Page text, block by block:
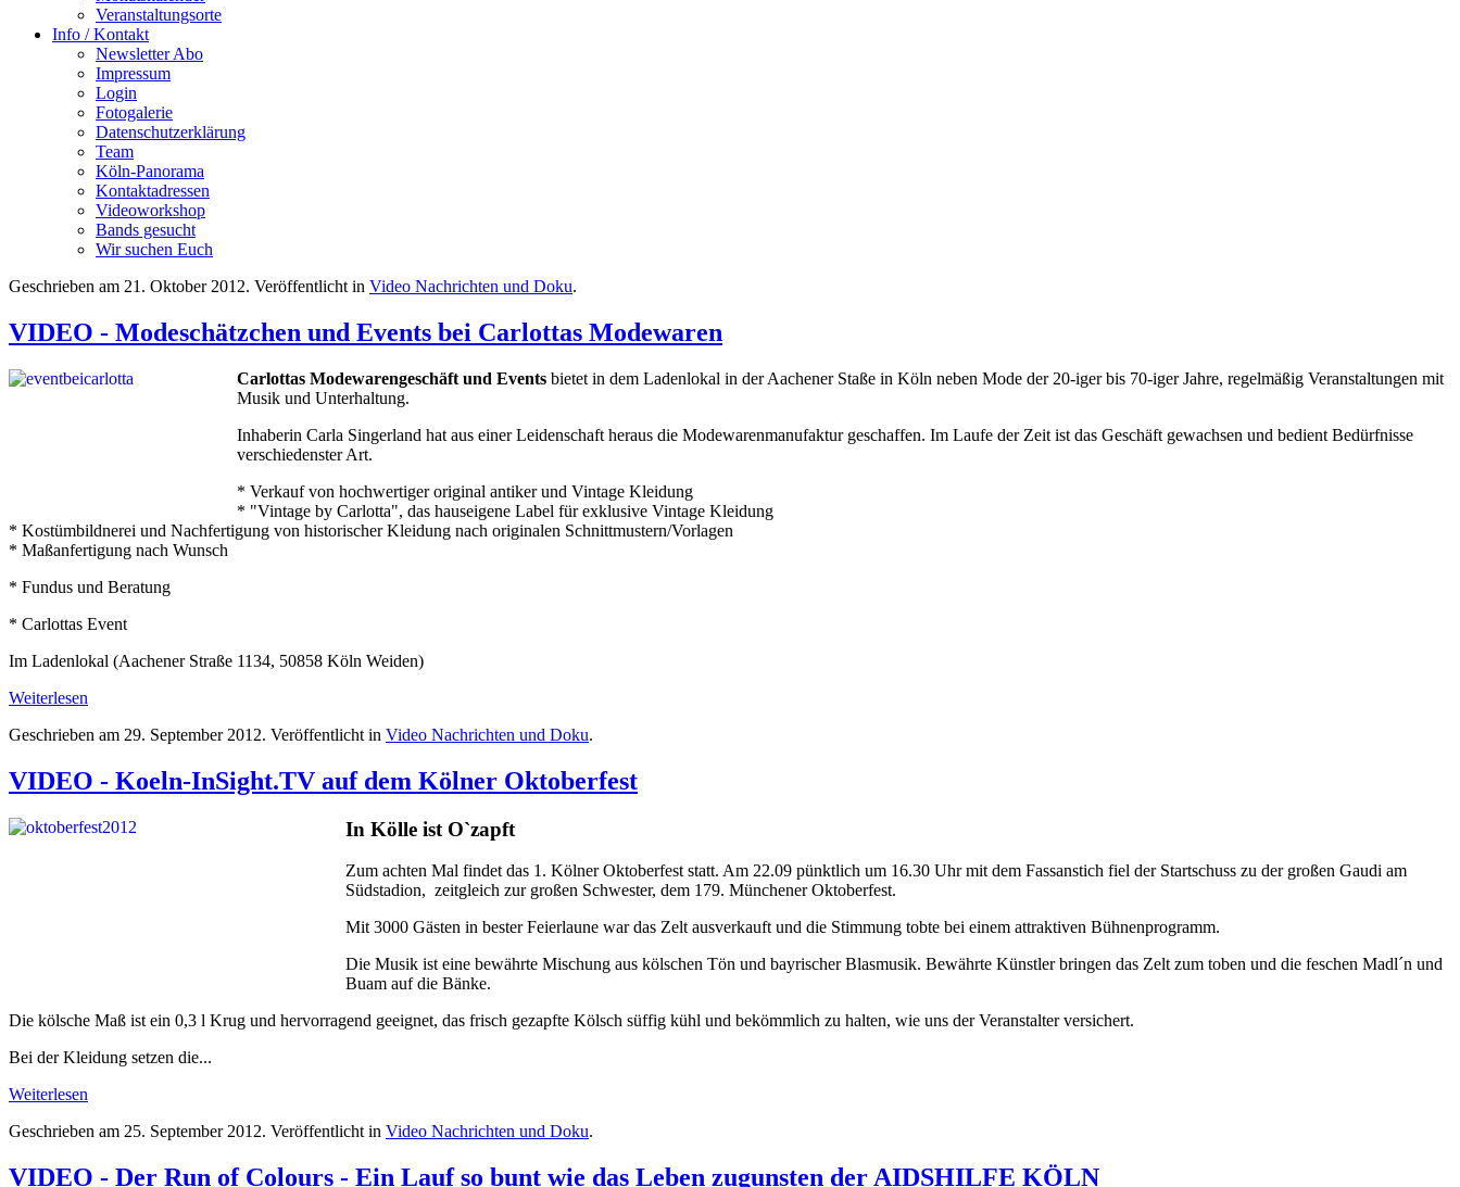
Veranstaltungsorte
Info / Kontakt
Newsletter Abo
Impressum
Login
Fotogalerie
Datenschutzerklärung
Team
Köln-Panorama
Kontaktadressen
Videoworkshop
Bands gesucht
Wir suchen Euch
Geschrieben am 21. Oktober 2012. Veröffentlicht in Video Nachrichten und Doku.
VIDEO - Modeschätzchen und Events bei Carlottas Modewaren
Carlottas Modewarengeschäft und Events bietet in dem Ladenlokal in der Aachener Staße in Köln neben Mode der 20-iger bis 70-iger Jahre, regelmäßig Veranstaltungen mit
Musik und Unterhaltung.
Inhaberin Carla Singerland hat aus einer Leidenschaft heraus die Modewarenmanufaktur geschaffen. Im Laufe der Zeit ist das Geschäft gewachsen und bedient Bedürfnisse
verschiedenster Art.
* Verkauf von hochwertiger original antiker und Vintage Kleidung
* "Vintage by Carlotta", das hauseigene Label für exklusive Vintage Kleidung
* Kostümbildnerei und Nachfertigung von historischer Kleidung nach originalen Schnittmustern/Vorlagen
* Maßanfertigung nach Wunsch
* Fundus und Beratung
* Carlottas Event
Im Ladenlokal (Aachener Straße 1134, 50858 Köln Weiden)
Weiterlesen
Geschrieben am 29. September 2012. Veröffentlicht in Video Nachrichten und Doku.
VIDEO - Koeln-InSight.TV auf dem Kölner Oktoberfest
In Kölle ist O`zapft
Zum achten Mal findet das 1. Kölner Oktoberfest statt. Am 22.09 pünktlich um 16.30 Uhr mit dem Fassanstich fiel der Startschuss zu der großen Gaudi am
Südstadion, zeitgleich zur großen Schwester, dem 179. Münchener Oktoberfest.
Mit 3000 Gästen in bester Feierlaune war das Zelt ausverkauft und die Stimmung tobte bei einem attraktiven Bühnenprogramm.
Die Musik ist eine bewährte Mischung aus kölschen Tön und bayrischer Blasmusik. Bewährte Künstler bringen das Zelt zum toben und die feschen Madl´n und
Buam auf die Bänke.
Die kölsche Maß ist ein 0,3 l Krug und hervorragend geeignet, das frisch gezapfte Kölsch süffig kühl und bekömmlich zu halten, wie uns der Veranstalter versichert.
Bei der Kleidung setzen die...
Weiterlesen
Geschrieben am 25. September 2012. Veröffentlicht in Video Nachrichten und Doku.
VIDEO - Der Run of Colours - Ein Lauf so bunt wie das Leben zugunsten der AIDSHILFE KÖLN